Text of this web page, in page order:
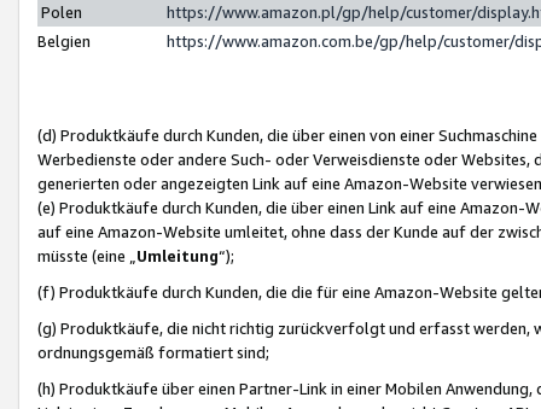
Polen
https://www.amazon.pl/gp/help/customer/
Belgien
https://www.amazon.com.be/gp/help/customer/
(d) Produktkäufe durch Kunden, die über einen von einer
Werbedienste oder andere Such- oder Verweisdienste oder Websites,
generierten oder angezeigten Link auf eine Amazon-Website
(e) Produktkäufe durch Kunden, die über einen Link auf eine
auf eine Amazon-Website umleitet, ohne dass der Kunde auf der
müsste (eine „ Umleitung“);
(f) Produktkäufe durch Kunden, die die für eine Amazon-Website
(g) Produktkäufe, die nicht richtig zurückverfolgt und erfasst werden,
ordnungsgemäß formatiert sind;
(h) Produktkäufe über einen Partner-Link in einer Mobilen